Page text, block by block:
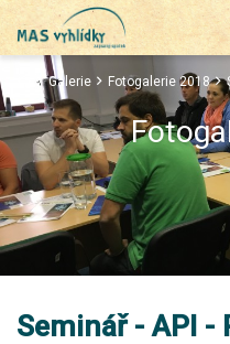
Galerie Fotogalerie 2018
Seminář - API -